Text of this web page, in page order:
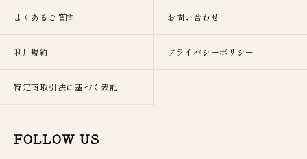
よくあるご質問 お問い合わせ
利用規約 プライバシーポリシー
特定商取引法に基づく表記
FOLLOW US